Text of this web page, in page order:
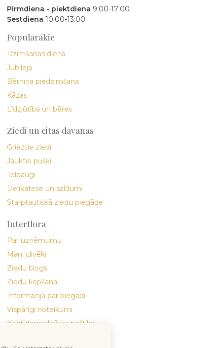
Pirmdiena - piektdiena 9:00-17:00
Sestdiena 10:00-13:00
Populārākie
Dzimšanas diena
Jubileja
Bērniņa piedzimšana
Kāzas
Līdzjūtība un bēres
Ziedi un citas dāvanas
Grieztie ziedi
Jauktie pušķi
Telpaugi
Delikatese un saldumi
Starptautiskā ziedu piegāde
Interflora
Par uzņēmumu
Mani cilvēki
Ziedu blogs
Ziedu kopšana
Informācija par piegādi
Vispārīgi noteikumi
Konfidencialitātes politika